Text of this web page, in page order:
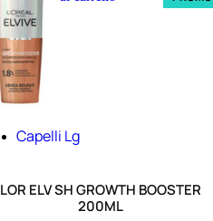
Capelli Lg
LOR ELV SH GROWTH BOOSTER
200ML